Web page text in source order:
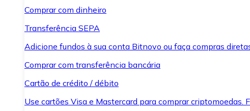
Comprar com dinheiro
Transferência SEPA
Adicione fundos à sua conta Bitnovo ou faça compras
Comprar com transferência bancária
Cartão de crédito / débito
Use cartões Visa e Mastercard para comprar criptomoedas.